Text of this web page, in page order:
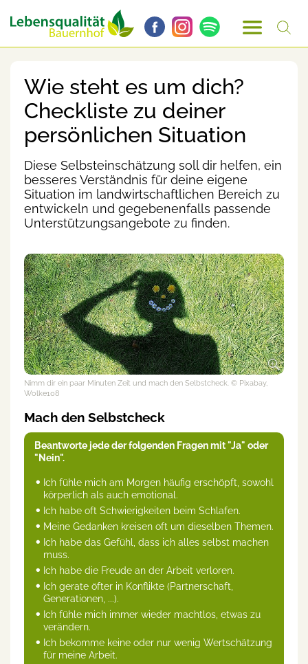
Wie steht es um dich?
Checkliste zu deiner
persönlichen Situation
Diese Selbsteinschätzung soll dir helfen, ein
besseres Verständnis für deine eigene
Situation im landwirtschaftlichen Bereich zu
entwickeln und gegebenenfalls passende
Unterstützungsangebote zu finden.
Nimm dir ein paar Minuten Zeit und mach den Selbstcheck. © Pixabay,
Wolke108
Mach den Selbstcheck
Beantworte jede der folgenden Fragen mit "Ja" oder
"Nein".
Ich fühle mich am Morgen häufig erschöpft, sowohl
körperlich als auch emotional.
Ich habe oft Schwierigkeiten beim Schlafen.
Meine Gedanken kreisen oft um dieselben Themen.
Ich habe das Gefühl, dass ich alles selbst machen
muss.
Ich habe die Freude an der Arbeit verloren.
Ich gerate öfter in Konflikte (Partnerschaft,
Generationen, ...).
Ich fühle mich immer wieder machtlos, etwas zu
verändern.
Ich bekomme keine oder nur wenig Wertschätzung
für meine Arbeit.